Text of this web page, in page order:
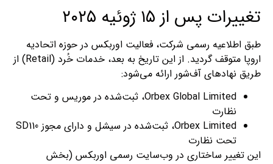
تغییرات پس از ۱۵ ژوئیه ۲۰۲۵
طبق اطلاعیه رسمی شرکت، فعالیت اوربکس در حوزه اتحادیه
اروپا متوقف گردید. از این تاریخ به بعد، خدمات خُرد (Retail) از
طریق نهادهای آف‌شور ارائه می‌شود:
Orbex Global Limited، ثبت‌شده در موریس و تحت
نظارت
Orbex Limited، ثبت‌شده در سیشل و دارای مجوز SD110
تحت نظارت
این تغییر ساختاری در وب‌سایت رسمی اوربکس (بخش